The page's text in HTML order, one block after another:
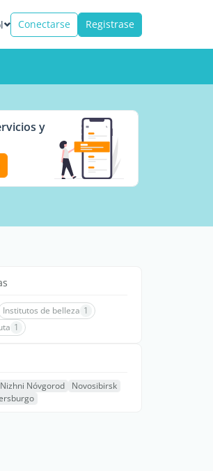
Conectarse Registrase
y
Institutos de belleza 1
1
Nizhni Nóvgorod
Novosibirsk